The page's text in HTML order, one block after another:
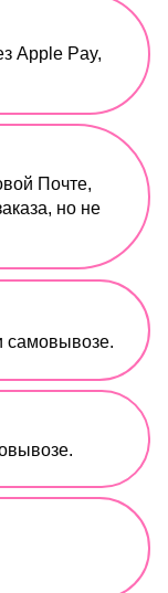
Apple Pay,
Почте,
но не
самовывозе.